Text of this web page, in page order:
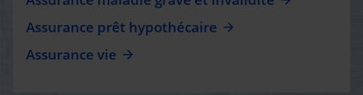
Assurance prêt hypothécaire
Assurance vie